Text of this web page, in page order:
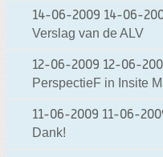
14-06-2009 14-06-
Verslag van de ALV
12-06-2009 12-06-
PerspectieF in Insite
11-06-2009 11-06-
Dank!